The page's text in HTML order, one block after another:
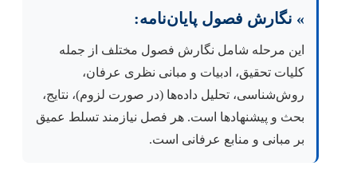
» نگارش فصول پایان‌نامه:
این مرحله شامل نگارش فصول مختلف از جمله
کلیات تحقیق، ادبیات و مبانی نظری عرفان،
روش‌شناسی، تحلیل داده‌ها (در صورت لزوم)، نتایج،
بحث و پیشنهادها است. هر فصل نیازمند تسلط عمیق
بر مبانی و منابع عرفانی است.